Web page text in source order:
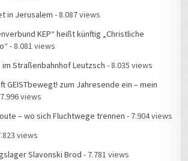
in Jerusalem - 8.087 views
KEP“ heißt künftig „Christliche
- 8.081 views
Straßenbahnhof Leutzsch - 8.035 views
GEISTbewegt! zum Jahresende ein – mein
views
– wo sich Fluchtwege trennen - 7.904 views
views
Slavonski Brod - 7.781 views